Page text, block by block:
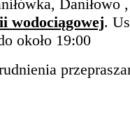
Daniłowo
wodociągowej.
około 19:00